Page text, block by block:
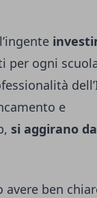
per ogni
e
si aggirano
ben